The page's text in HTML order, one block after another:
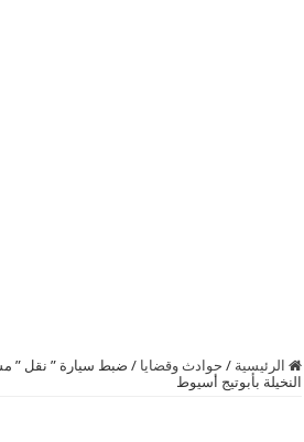
الرئيسية / حوادث وقضايا / ضبط سيارة ” نقل ”
النخيلة بأبوتيج أسيوط